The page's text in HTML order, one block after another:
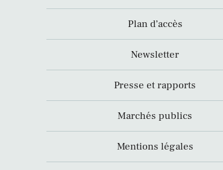
Plan d’accès
Newsletter
Presse et rapports
Marchés publics
Mentions légales